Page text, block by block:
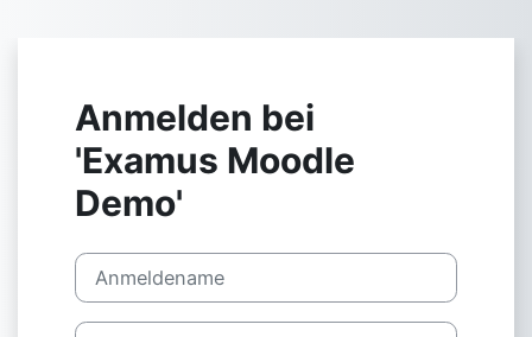
Anmelden bei
'Examus Moodle
Demo'
Kontoerstellung abbrechen
Anmeldename